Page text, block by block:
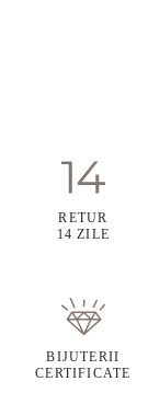
RETUR
14 ZILE
BIJUTERII
CERTIFICATE